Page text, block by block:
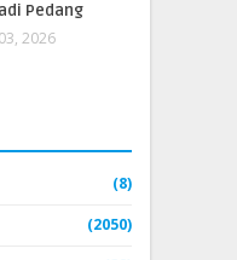
Pedang
2026
(8)
(2050)